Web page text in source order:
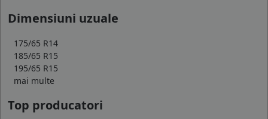
Dimensiuni uzuale
175/65 R14
185/65 R15
195/65 R15
mai multe
Top producatori